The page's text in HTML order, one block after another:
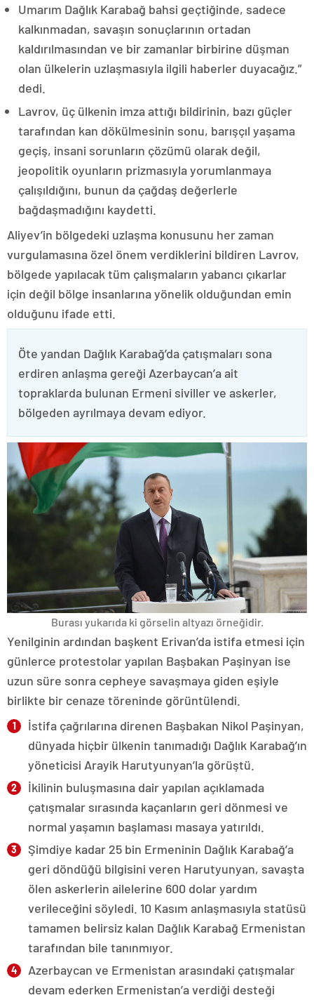
Umarım Dağlık Karabağ bahsi geçtiğinde, sadece
kalkınmadan, savaşın sonuçlarının ortadan
kaldırılmasından ve bir zamanlar birbirine düşman
olan ülkelerin uzlaşmasıyla ilgili haberler duyacağız.”
dedi.
Lavrov, üç ülkenin imza attığı bildirinin, bazı güçler
tarafından kan dökülmesinin sonu, barışçıl yaşama
geçiş, insani sorunların çözümü olarak değil,
jeopolitik oyunların prizmasıyla yorumlanmaya
çalışıldığını, bunun da çağdaş değerlerle
bağdaşmadığını kaydetti.
Aliyev’in bölgedeki uzlaşma konusunu her zaman
vurgulamasına özel önem verdiklerini bildiren Lavrov,
bölgede yapılacak tüm çalışmaların yabancı çıkarlar
için değil bölge insanlarına yönelik olduğundan emin
olduğunu ifade etti.
Öte yandan Dağlık Karabağ’da çatışmaları sona
erdiren anlaşma gereği Azerbaycan’a ait
topraklarda bulunan Ermeni siviller ve askerler,
bölgeden ayrılmaya devam ediyor.
Burası yukarıda ki görselin altyazı örneğidir.
Yenilginin ardından başkent Erivan’da istifa etmesi için
günlerce protestolar yapılan Başbakan Paşinyan ise
uzun süre sonra cepheye savaşmaya giden eşiyle
birlikte bir cenaze töreninde görüntülendi.
İstifa çağrılarına direnen Başbakan Nikol Paşinyan,
dünyada hiçbir ülkenin tanımadığı Dağlık Karabağ’ın
yöneticisi Arayik Harutyunyan’la görüştü.
İkilinin buluşmasına dair yapılan açıklamada
çatışmalar sırasında kaçanların geri dönmesi ve
normal yaşamın başlaması masaya yatırıldı.
Şimdiye kadar 25 bin Ermeninin Dağlık Karabağ’a
geri döndüğü bilgisini veren Harutyunyan, savaşta
ölen askerlerin ailelerine 600 dolar yardım
verileceğini söyledi. 10 Kasım anlaşmasıyla statüsü
tamamen belirsiz kalan Dağlık Karabağ Ermenistan
tarafından bile tanınmıyor.
Azerbaycan ve Ermenistan arasındaki çatışmalar
devam ederken Ermenistan’a verdiği desteği